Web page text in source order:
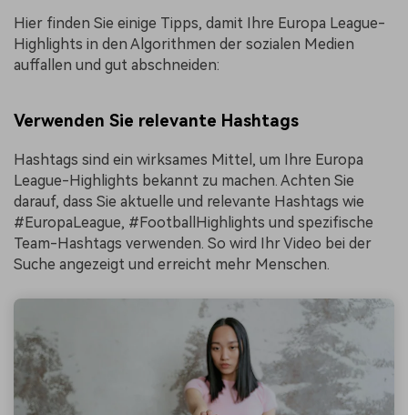
Hier finden Sie einige Tipps, damit Ihre Europa League-
Highlights in den Algorithmen der sozialen Medien
auffallen und gut abschneiden:
Verwenden Sie relevante Hashtags
Hashtags sind ein wirksames Mittel, um Ihre Europa
League-Highlights bekannt zu machen. Achten Sie
darauf, dass Sie aktuelle und relevante Hashtags wie
#EuropaLeague, #FootballHighlights und spezifische
Team-Hashtags verwenden. So wird Ihr Video bei der
Suche angezeigt und erreicht mehr Menschen.